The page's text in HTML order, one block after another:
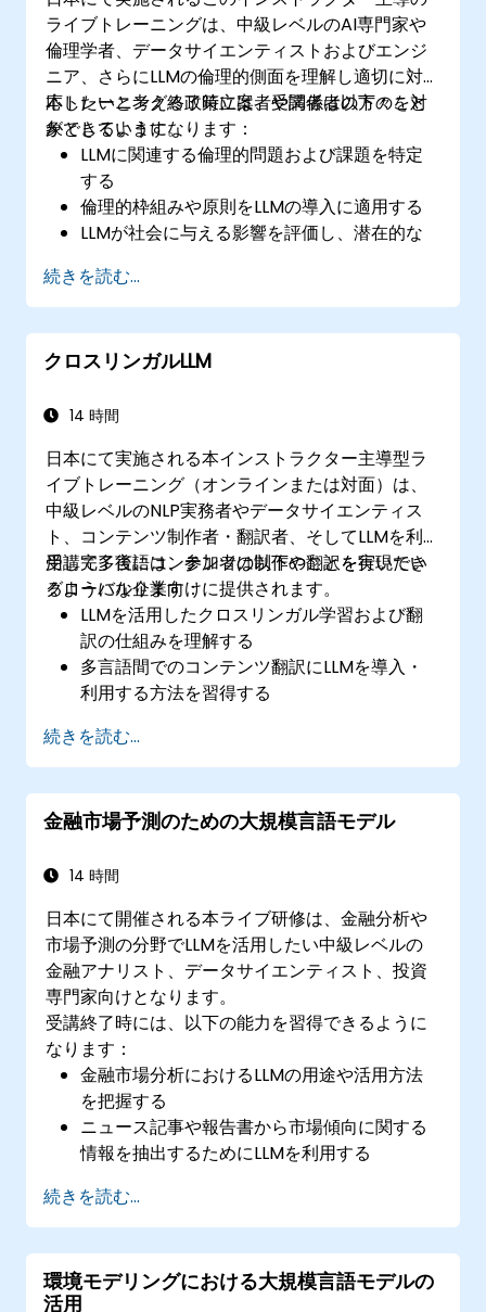
ライブトレーニングは、中級レベルのAI専門家や
倫理学者、データサイエンティストおよびエンジ
ニア、さらにLLMの倫理的側面を理解し適切に対
応したいと考える政策立案者や関係者の方々を対
象としています。
本トレーニング終了時には、受講者は以下のこと
ができるようになります：
LLMに関連する倫理的問題および課題を特定
する
倫理的枠組みや原則をLLMの導入に適用する
LLMが社会に与える影響を評価し、潜在的な
責任あるAI開発および利用のための戦略を策
定する
続きを読む...
クロスリンガルLLM
14 時間
日本にて実施される本インストラクター主導型ラ
イブトレーニング（オンラインまたは対面）は、
中級レベルのNLP実務者やデータサイエンティス
ト、コンテンツ制作者・翻訳者、そしてLLMを利
用して多言語コンテンツの制作や翻訳を行いたい
グローバル企業向けに提供されます。
受講完了後には、参加者は以下のことを実現でき
るようになります：
LLMを活用したクロスリンガル学習および翻
訳の仕組みを理解する
多言語間でのコンテンツ翻訳にLLMを導入・
利用する方法を習得する
理法を把握する
翻訳結果の一貫性と品質を維持するための方
策を確立する
続きを読む...
金融市場予測のための大規模言語モデル
14 時間
日本にて開催される本ライブ研修は、金融分析や
市場予測の分野でLLMを活用したい中級レベルの
金融アナリスト、データサイエンティスト、投資
専門家向けとなります。
受講終了時には、以下の能力を習得できるように
なります：
金融市場分析におけるLLMの用途や活用方法
を把握する
ニュース記事や報告書から市場傾向に関する
情報を抽出するためにLLMを利用する
測するモデルを作成する
投資判断に際してLLMの結果を効果的に組み
込む方法を学ぶ
続きを読む...
環境モデリングにおける大規模言語モデルの
活用